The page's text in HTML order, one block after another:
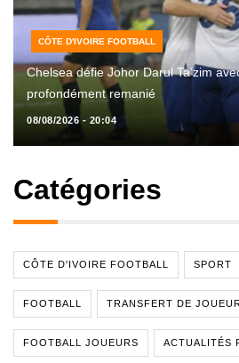
CÔTE D'IVOIRE FOOTBALL
Chelsea défie Johor Darul Ta’zim
profondément remanié
08/08/2026 - 20:04
Catégories
CÔTE D'IVOIRE FOOTBALL SPORT
FOOTBALL TRANSFERT DE
FOOTBALL JOUEURS ACTUALITÉS